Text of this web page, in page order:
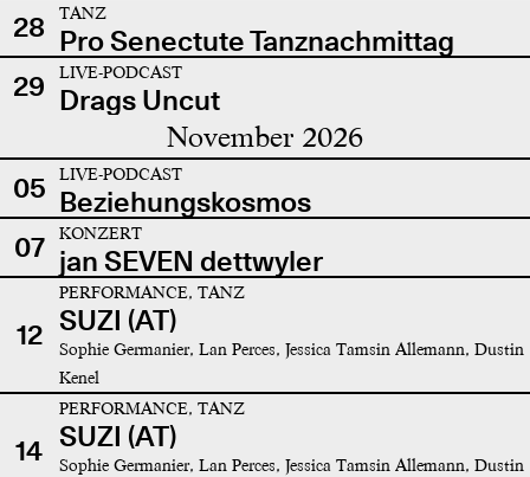
28
TANZ
Pro Senectute Tanznachmittag
29
LIVE-PODCAST
Drags Uncut
November 2026
05 LIVE-PODCAST
Beziehungskosmos
07
KONZERT
jan SEVEN dettwyler
12
PERFORMANCE, TANZ
SUZI (AT)
Sophie Germanier, Lan Perces, Jessica Tamsin Allemann, Dustin
Kenel
14
PERFORMANCE, TANZ
SUZI (AT)
Sophie Germanier, Lan Perces, Jessica Tamsin Allemann, Dustin